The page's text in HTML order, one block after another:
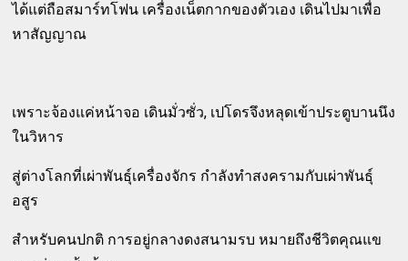
ได้แต่ถือสมาร์ทโฟน เครื่องเน็ตกากของตัวเอง เดินไปมาเพื่อ
หาสัญญาณ
เพราะจ้องแค่หน้าจอ เดินมั่วซั่ว, เปโดรจึงหลุดเข้าประตูบานนึง
ในวิหาร
สู่ต่างโลกที่เผ่าพันธุ์เครื่องจักร กำลังทำสงครามกับเผ่าพันธุ์
อสูร
สำหรับคนปกติ การอยู่กลางดงสนามรบ หมายถึงชีวิตคุณแข